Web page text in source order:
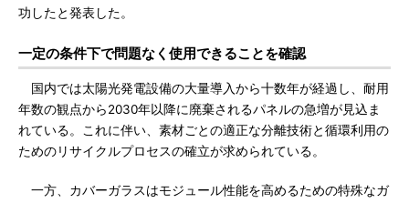
功したと発表した。
一定の条件下で問題なく使用できることを確認
国内では太陽光発電設備の大量導入から十数年が経過し、耐用
年数の観点から2030年以降に廃棄されるパネルの急増が見込ま
れている。これに伴い、素材ごとの適正な分離技術と循環利用の
ためのリサイクルプロセスの確立が求められている。
一方、カバーガラスはモジュール性能を高めるための特殊なガ